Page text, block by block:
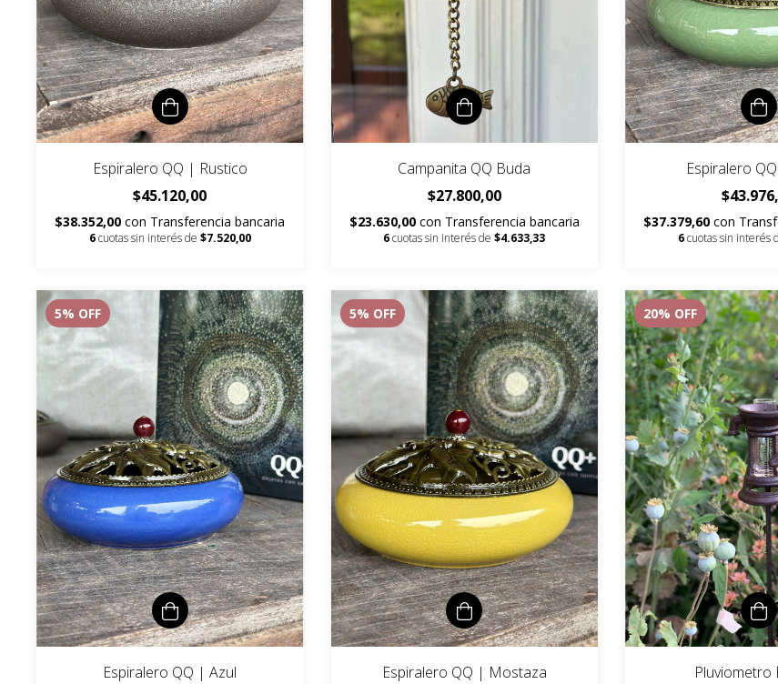
Espiralero QQ | Rustico
$45.120,00
$38.352,00con Transferencia bancaria
6cuotas sin interés de $7.520,00
Campanita QQ Buda
$27.800,00
$23.630,00 con Transferencia bancaria
6cuotas sin interés de$4.633,33
Espiralero
$37.379,60con
6cuotas sin interés
5% OFF
Espiralero QQ | Azul
5% OFF
Espiralero QQ | Mostaza
20% OFF
Pluviometro